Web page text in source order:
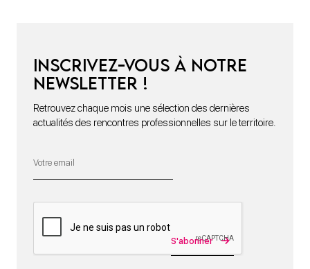
Inscrivez-vous à notre
newsletter !
Retrouvez chaque mois une sélection des dernières
actualités des rencontres professionnelles sur le territoire.
S'abonner